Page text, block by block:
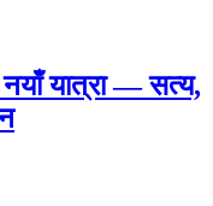
यात्रा — सत्य,